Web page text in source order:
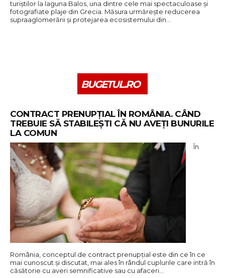
turiștilor la laguna Balos, una dintre cele mai spectaculoase și
fotografiate plaje din Grecia. Măsura urmărește reducerea
supraaglomerării și protejarea ecosistemului din…
BUGETUL.RO
CONTRACT PRENUPȚIAL ÎN ROMÂNIA. CÂND
TREBUIE SĂ STABILEȘTI CĂ NU AVEȚI BUNURILE
LA COMUN
În
România, conceptul de contract prenupțial este din ce în ce
mai cunoscut și discutat, mai ales în rândul cuplurile care intră în
căsătorie cu averi semnificative sau cu afaceri…